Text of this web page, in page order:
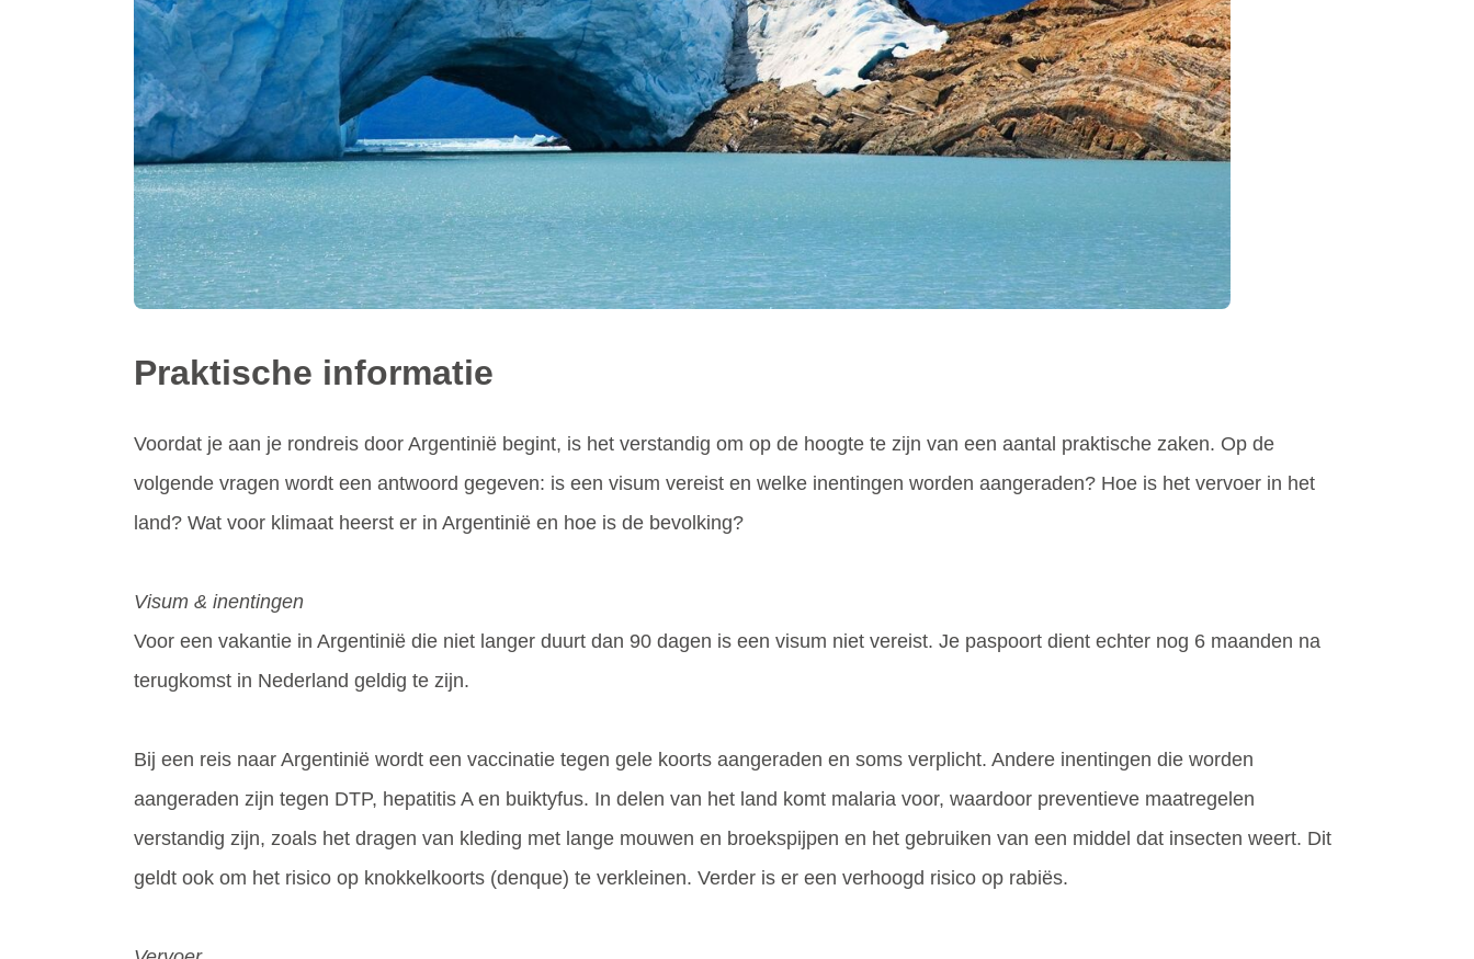
Praktische informatie
Voordat je aan je rondreis door Argentinië begint, is het verstandig om op de hoogte te zijn van een aantal praktische zaken. Op de
volgende vragen wordt een antwoord gegeven: is een visum vereist en welke inentingen worden aangeraden? Hoe is het vervoer in het
land? Wat voor klimaat heerst er in Argentinië en hoe is de bevolking?
Visum & inentingen
Voor een vakantie in Argentinië die niet langer duurt dan 90 dagen is een visum niet vereist. Je paspoort dient echter nog 6 maanden na
terugkomst in Nederland geldig te zijn.
Bij een reis naar Argentinië wordt een vaccinatie tegen gele koorts aangeraden en soms verplicht. Andere inentingen die worden
aangeraden zijn tegen DTP, hepatitis A en buiktyfus. In delen van het land komt malaria voor, waardoor preventieve maatregelen
verstandig zijn, zoals het dragen van kleding met lange mouwen en broekspijpen en het gebruiken van een middel dat insecten weert. Dit
geldt ook om het risico op knokkelkoorts (denque) te verkleinen. Verder is er een verhoogd risico op rabiës.